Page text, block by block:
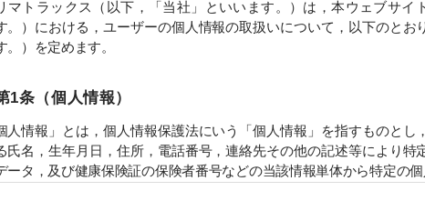
マトラックス（以下，「当社」といいます。）は，本ウェブサ
。）における，ユーザーの個人情報の取扱いについて，以下のと
。）を定めます。
1条（個人情報）
人情報」とは，個人情報保護法にいう「個人情報」を指すものとし
名，生年月日，住所，電話番号，連絡先その他の記述等により特
タ，及び健康保険証の保険者番号などの当該情報単体から特定の個